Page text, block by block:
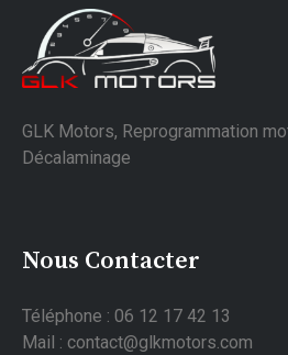
GLK Motors, Reprogrammation
Décalaminage
Nous Contacter
Téléphone : 06 12 17 42 13
Mail : contact@glkmotors.com